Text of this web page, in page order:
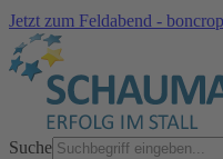
Jetzt zum Feldabend -
Suche